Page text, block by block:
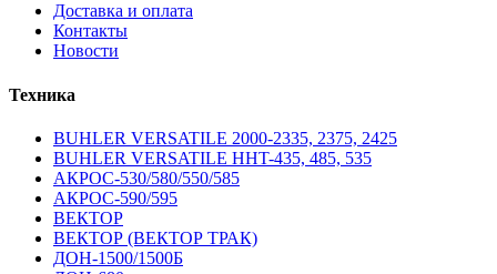
Доставка и оплата
Контакты
Новости
Техника
BUHLER VERSATILE 2000-2335, 2375, 2425
BUHLER VERSATILE HHT-435, 485, 535
АКРОС-530/580/550/585
АКРОС-590/595
ВЕКТОР
ВЕКТОР (ВЕКТОР ТРАК)
ДОН-1500/1500Б